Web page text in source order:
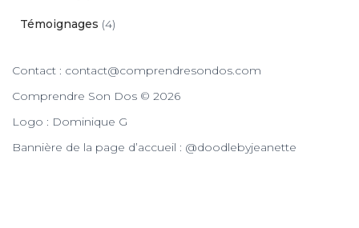
Témoignages (4)
Contact : contact@comprendresondos.com
Comprendre Son Dos © 2026
Logo : Dominique G
Bannière de la page d’accueil : @doodlebyjeanette